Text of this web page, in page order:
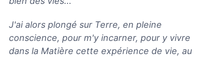
J'ai alors plongé sur Terre, en pleine
conscience, pour m'y incarner, pour y vivre
dans la Matière cette expérience de vie, au